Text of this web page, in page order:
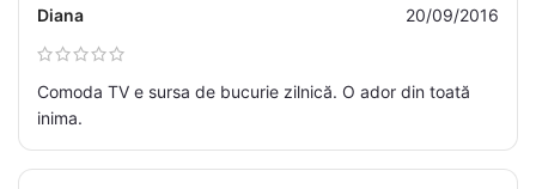
Diana 20/09/2016
Comoda TV e sursa de bucurie zilnică. O ador din toată
inima.